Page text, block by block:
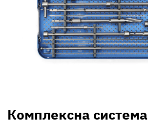
Комплексна система